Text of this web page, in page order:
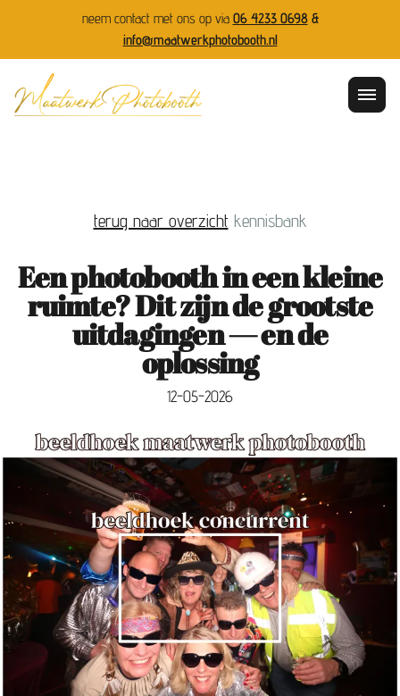
neem contact met ons op via 06 4233 0698&
info@maatwerkphotobooth.nl
terug naar overzichtkennisbank
Een photobooth in een kleine
ruimte? Dit zijn de grootste
uitdagingen — en de
oplossing
12-05-2026